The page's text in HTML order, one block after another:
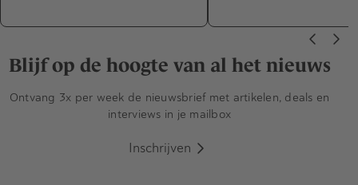
Blijf op de hoogte van al het nieuws
Ontvang 3x per week de nieuwsbrief met artikelen, deals en
interviews in je mailbox
Inschrijven